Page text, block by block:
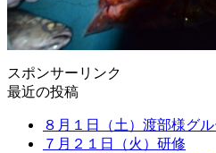
スポンサーリンク
最近の投稿
８月１日（土）渡部様グ
７月２１日（火）研修